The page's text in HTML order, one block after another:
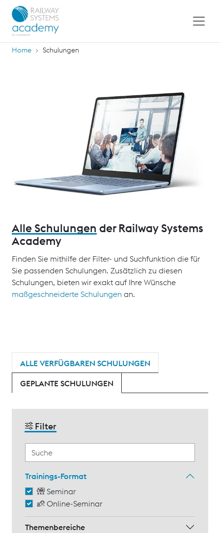
Home Schulungen
Alle Schulungen der Railway Systems
Academy
Finden Sie mithilfe der Filter- und Suchfunktion die für
Sie passenden Schulungen. Zusätzlich zu diesen
Schulungen, bieten wir exakt auf Ihre Wünsche
maßgeschneiderte Schulungen an.
ALLE VERFÜGBAREN SCHULUNGEN
GEPLANTE SCHULUNGEN
Filter
Trainings-Format
Seminar
Online-Seminar
Themenbereiche